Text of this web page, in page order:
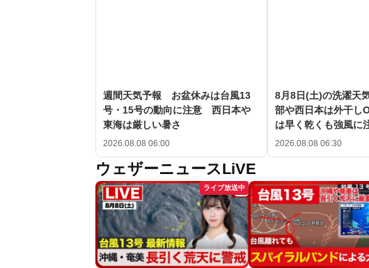
週間天気予報 お盆休みは台風13
号・15号の動向に注意 西日本や
東海は厳しい暑さ
2026.08.08 06:00
8月8日(土)の洗濯天
部や西日本は外干
は早く乾くも強風に
2026.08.08 06:30
ウェザーニュースLiVE
ライブ放送中